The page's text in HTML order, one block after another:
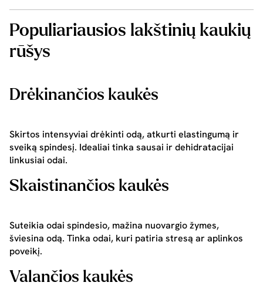
Populiariausios lakštinių kaukių
rūšys
Drėkinančios kaukės
Skirtos intensyviai drėkinti odą, atkurti elastingumą ir
sveiką spindesį. Idealiai tinka sausai ir dehidratacijai
linkusiai odai.
Skaistinančios kaukės
Suteikia odai spindesio, mažina nuovargio žymes,
šviesina odą. Tinka odai, kuri patiria stresą ar aplinkos
poveikį.
Valančios kaukės